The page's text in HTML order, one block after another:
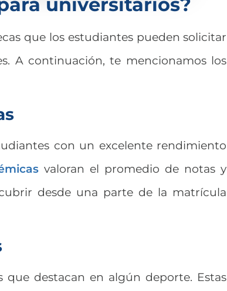
que los estudiantes pueden solicitar
A continuación, te mencionamos los
con un excelente rendimiento
valoran el promedio de notas y
desde una parte de la matrícula
que destacan en algún deporte. Estas